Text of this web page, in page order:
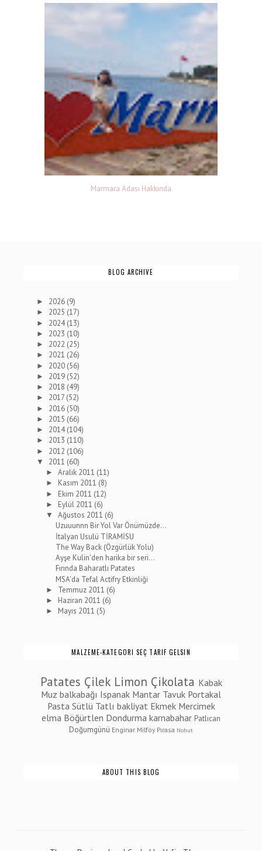
Marmara Adası Hakkında
BLOG ARCHIVE
► 2026 (9)
► 2025 (17)
► 2024(13)
► 2023 (10)
► 2022 (25)
► 2021 (26)
► 2020 (56)
► 2019 (52)
► 2018 (49)
► 2017 (52)
► 2016 (50)
► 2015 (66)
► 2014(104)
► 2013 (110)
► 2012 (106)
▼ 2011 (60)
►Aralık 2011 (11)
► Kasım 2011 (8)
► Ekim 2011 (12)
► Eylül 2011 (6)
▼Ağustos 2011 (6)
Uzuuunnn Bir Yol Var Önümüzde...
İtalyan Usulü TİRAMİSU
The Way Back (Özgürlük Yolu)
Ayşe Kulin'den harika bir seri...
Fırında Baharatlı Patates
MSA'da Tefal Actifry Etkinliği
► Temmuz 2011 (6)
► Haziran 2011 (6)
► Mayıs 2011 (5)
MALZEME-KATEGORI SEÇ TARIF GELSIN
Patates Çilek Limon Çikolata Kabak
Muz balkabağı Ispanak Mantar Tavuk Portakal
Pasta Sütlü Tatlı bakliyat Ekmek Mercimek
elma Böğürtlen Dondurma karnabahar Patlıcan
Doğumgünü Enginar Milföy Pırasa Nohut
ABOUT THIS BLOG